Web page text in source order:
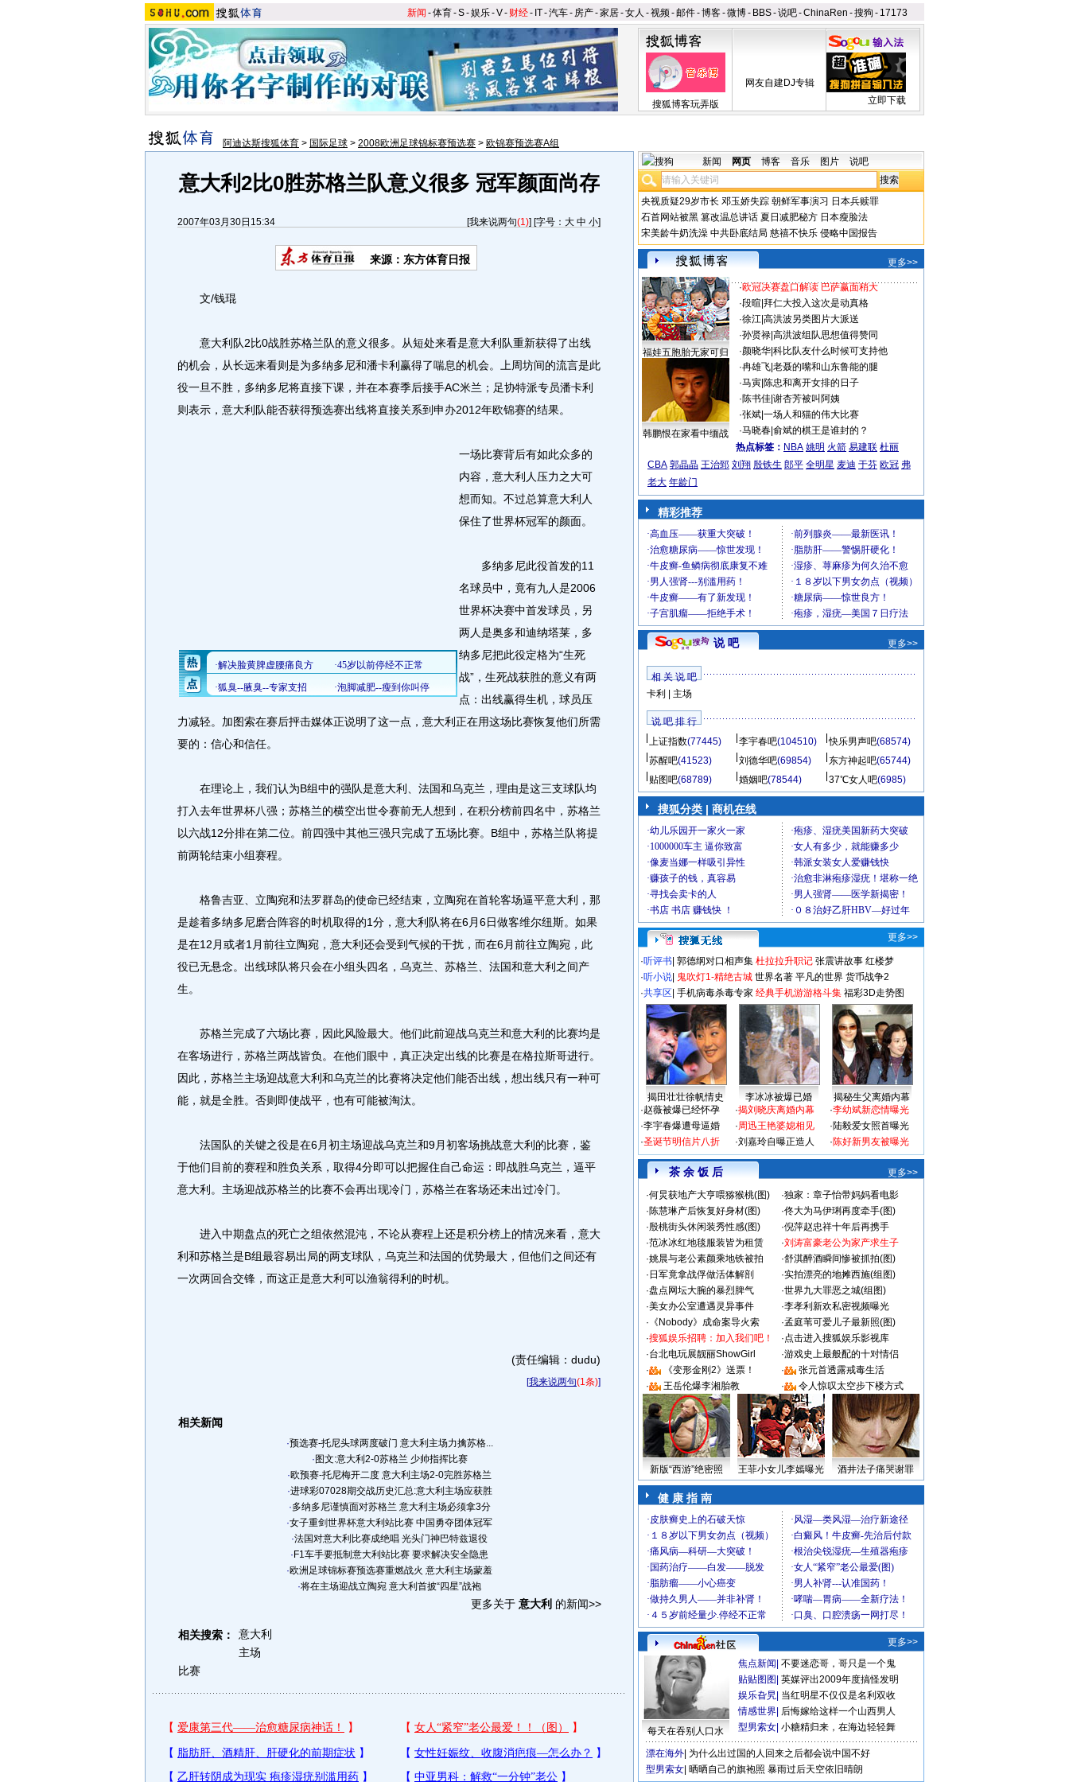
新闻 -体育-S-娱乐-V- 财经- IT-汽车- 房产-家居-女人 -视频-邮件-博客-微博- BBS-说吧-ChinaRen -搜狗 - 17173
搜狐博客玩弄版
网友自建DJ专辑
立即下载
阿迪达斯搜狐体育 > 国际足球 > 2008欧洲足球锦标赛预选赛 > 欧锦赛预选赛A组
意大利2比0胜苏格兰队意义很多 冠军颜面尚存
2007年03月30日15:34 [我来说两句(1)] [字号： 大 中 小]
来源：东方体育日报
文/钱琨
意大利队2比0战胜苏格兰队的意义很多。从短处来看是意大利队重新获得了出线
的机会，从长远来看则是为多纳多尼和潘卡利赢得了喘息的机会。上周坊间的流言是此
役一旦不胜，多纳多尼将直接下课，并在本赛季后接手AC米兰；足协特派专员潘卡利
则表示，意大利队能否获得预选赛出线将直接关系到申办2012年欧锦赛的结果。
一场比赛背后有如此众多的
内容，意大利人压力之大可
想而知。不过总算意大利人
保住了世界杯冠军的颜面。
多纳多尼此役首发的11
名球员中，竟有九人是2006
世界杯决赛中首发球员，另
两人是奥多和迪纳塔莱，多
纳多尼把此役定格为“生死
战”，生死战获胜的意义有两
点：出线赢得生机，球员压
力减轻。加图索在赛后抨击媒体正说明了这一点，意大利正在用这场比赛恢复他们所需
要的：信心和信任。
在理论上，我们认为B组中的强队是意大利、法国和乌克兰，理由是这三支球队均
打入去年世界杯八强；苏格兰的横空出世令赛前无人想到，在积分榜前四名中，苏格兰
以六战12分排在第二位。前四强中其他三强只完成了五场比赛。B组中，苏格兰队将提
前两轮结束小组赛程。
格鲁吉亚、立陶宛和法罗群岛的使命已经结束，立陶宛在首轮客场逼平意大利，那
是趁着多纳多尼磨合阵容的时机取得的1分，意大利队将在6月6日做客维尔纽斯。如果
是在12月或者1月前往立陶宛，意大利还会受到气候的干扰，而在6月前往立陶宛，此
役已无悬念。出线球队将只会在小组头四名，乌克兰、苏格兰、法国和意大利之间产
生。
苏格兰完成了六场比赛，因此风险最大。他们此前迎战乌克兰和意大利的比赛均是
在客场进行，苏格兰两战皆负。在他们眼中，真正决定出线的比赛是在格拉斯哥进行。
因此，苏格兰主场迎战意大利和乌克兰的比赛将决定他们能否出线，想出线只有一种可
能，就是全胜。否则即使战平，也有可能被淘汰。
法国队的关键之役是在6月初主场迎战乌克兰和9月初客场挑战意大利的比赛，鉴
于他们目前的赛程和胜负关系，取得4分即可以把握住自己命运：即战胜乌克兰，逼平
意大利。主场迎战苏格兰的比赛不会再出现冷门，苏格兰在客场还未出过冷门。
进入中期盘点的死亡之组依然混沌，不论从赛程上还是积分榜上的情况来看，意大
利和苏格兰是B组最容易出局的两支球队，乌克兰和法国的优势最大，但他们之间还有
一次两回合交锋，而这正是意大利可以渔翁得利的时机。
(责任编辑：dudu)
[我来说两句(1条)]
相关新闻
·预选赛-托尼头球两度破门 意大利主场力擒苏格...
· 图文:意大利2-0苏格兰 少帅指挥比赛
·欧预赛-托尼梅开二度 意大利主场2-0完胜苏格兰
·进球彩07028期交战历史汇总:意大利主场应获胜
·多纳多尼谨慎面对苏格兰 意大利主场必须拿3分
·女子重剑世界杯意大利站比赛 中国勇夺团体冠军
·法国对意大利比赛成绝唱 光头门神巴特兹退役
· F1车手要抵制意大利站比赛 要求解决安全隐患
·欧洲足球锦标赛预选赛重燃战火 意大利主场蒙羞
·将在主场迎战立陶宛 意大利首披“四星”战袍
更多关于 意大利 的新闻>>
相关搜索：
意大利
主场
比赛
新闻 网页 博客 音乐 图片 说吧
央视质疑29岁市长 邓玉娇失踪 朝鲜军事演习 日本兵赎罪
石首网站被黑 篡改温总讲话 夏日减肥秘方 日本瘦脸法
宋美龄牛奶洗澡 中共卧底结局 慈禧不快乐 侵略中国报告
更多>>
福娃五胞胎无家可归
韩鹏恨在家看中缅战
·欧冠决赛盘口解读 巴萨赢面稍大
·段暄 拜仁大投入这次是动真格
·徐江| 高洪波另类图片大派送
·孙贤禄| 高洪波组队思想值得赞同
·颜晓华| 科比队友什么时候可支持他
·冉雄飞| 老聂的嘴和山东鲁能的腿
·马寅| 陈忠和离开女排的日子
·陈书佳| 谢杏芳被叫阿姨
·张斌| 一场人和猫的伟大比赛
·马晓春| 俞斌的棋王是谁封的？
热点标签： NBA 姚明 火箭 易建联 杜丽
CBA 郭晶晶 王治郅 刘翔 殷铁生 郎平 全明星 麦迪 于芬 欧冠 弗
老大 年龄门
精彩推荐
说 吧 更多>>
相 关 说 吧
卡利
主场
说 吧 排 行
上证指数(77445) 李宇春吧(104510) 快乐男声吧(68574)
苏醒吧(41523) 刘德华吧(69854) 东方神起吧(65744)
贴图吧(68789) 婚姻吧(78544) 37℃女人吧(6985)
搜狐分类 | 商机在线
更多>>
·听评书 郭德纲对口相声集 杜拉拉升职记 张震讲故事 红楼梦
·听小说 鬼吹灯1-精绝古城 世界名著 平凡的世界 货币战争2
·共享区 手机病毒杀毒专家 经典手机游游格斗集 福彩3D走势图
揭田壮壮徐帆情史 李冰冰被爆已婚
揭秘生父离婚内幕
·赵薇被爆已经怀孕
·李宇春爆遭母逼婚
·圣诞节明信片八折
·揭刘晓庆离婚内幕
·周迅王艳婆媳相见
·刘嘉玲自曝正造人
·李幼斌新恋情曝光
·陆毅爱女照首曝光
·陈好新男友被曝光
茶 余 饭 后
更多>>
·何炅获地产大亨喂猕猴桃(图) ·独家：章子怡带妈妈看电影
·陈慧琳产后恢复好身材(图) ·佟大为马伊琍再度牵手(图)
·殷桃街头休闲装秀性感(图) ·倪萍赵忠祥十年后再携手
·范冰冰红地毯服装皆为租赁 ·刘涛富豪老公为家产求生子
·姚晨与老公素颜乘地铁被拍 ·舒淇醉酒瞬间惨被抓拍(图)
· 日军竟拿战俘做活体解剖 ·实拍漂亮的地摊西施(组图)
·盘点网坛大腕的暴烈脾气 ·世界九大罪恶之城(组图)
·美女办公室遭遇灵异事件 ·李孝利新欢私密视频曝光
· 《Nobody》成命案导火索 ·孟庭苇可爱儿子最新照(图)
·搜狐娱乐招聘：加入我们吧！ ·点击进入搜狐娱乐影视库
·台北电玩展靓丽ShowGirl ·游戏史上最般配的十对情侣
·
《变形金刚2》送票！ ·
张元首透露戒毒生活
·
王岳伦爆李湘胎教 · 令人惊叹太空步下楼方式
新版“西游”绝密照 王菲小女儿李嫣曝光 酒井法子痛哭谢罪
健 康 指 南
更多>>
每天在吞别人口水
焦点新闻 不要迷恋哥，哥只是一个鬼
贴贴图图 英媒评出2009年度搞怪发明
娱乐旮旯 当红明星不仅仅是名利双收
情感世界 后悔嫁给这样一个山西男人
型男索女 小糖精归来，在海边轻轻舞
漂在海外 为什么出过国的人回来之后都会说中国不好
型男索女 晒晒自己的旗袍照 暴雨过后天空依旧晴朗